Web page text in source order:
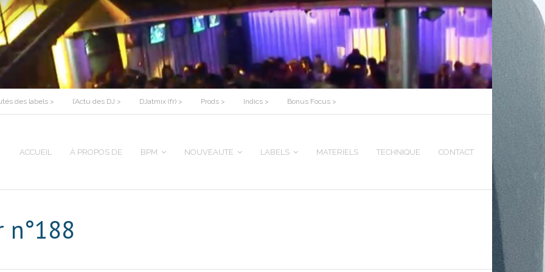
des labels > l’Actu des DJ > DJatmix (fr) > Prods > Indics > Bonus Focus >
ACCUEIL À PROPOS DE BPM NOUVEAUTE LABELS MATERIELS TECHNIQUE CONTACT
n°188